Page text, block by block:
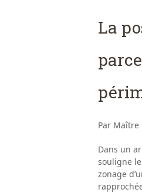
La
Par Maître
Dans un
souligne
zonage